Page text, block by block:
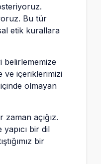
Bu tür
etik kurallara
belirlememize
ve içeriklerimizi
içinde olmayan
açığız.
bir dil
bir